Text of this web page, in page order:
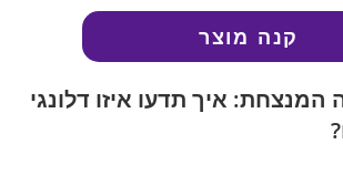
קנה מוצר
המנצחת: איך תדעו איזו דלונגי